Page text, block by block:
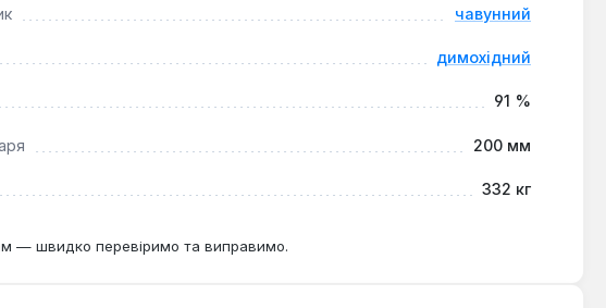
чавунний
димохідний
91 %
200 мм
332 кг
— швидко перевіримо та виправимо.